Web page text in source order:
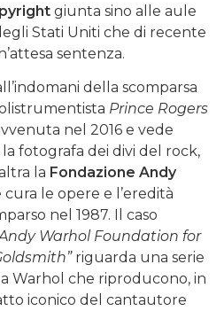
giunta sino alle aule
Stati Uniti che di recente
sentenza.
della scomparsa
Prince Rogers
nel 2016 e vede
fotografa dei divi del rock,
la Fondazione Andy
le opere e l’eredità
nel 1987. Il caso
Warhol Foundation for
riguarda una serie
Warhol che riproducono, in
iconico del cantautore